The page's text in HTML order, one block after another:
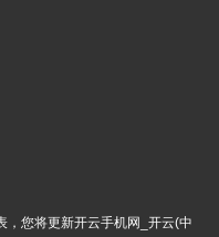
，您将更新开云手机网_开云(中